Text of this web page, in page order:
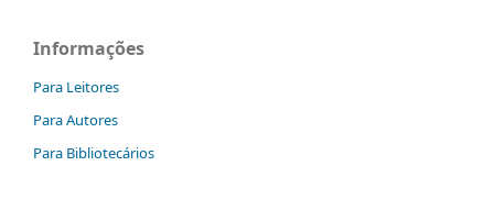
Informações
Para Leitores
Para Autores
Para Bibliotecários